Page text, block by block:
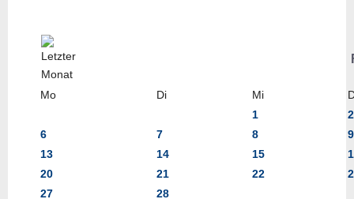
Mo Di Mi
1
2
6
7 8
9
13
14 15
20
21 22
27
28